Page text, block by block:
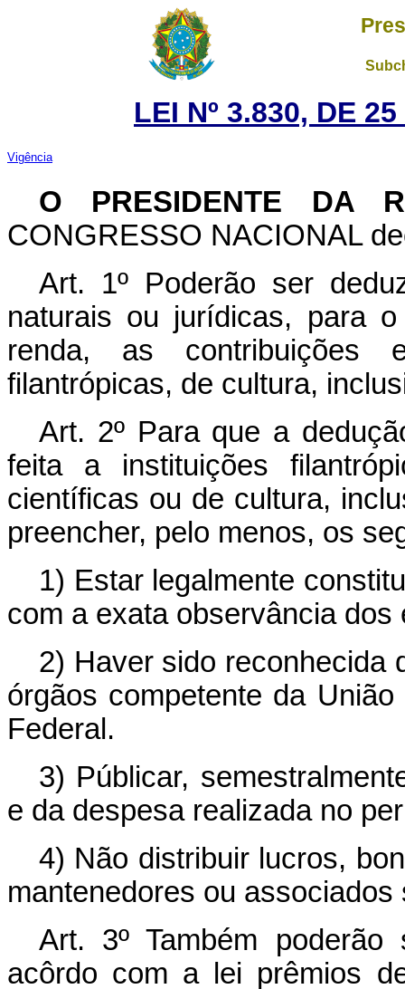
LEI Nº 3.830, DE
Vigência
O PRESIDENTE DA
CONGRESSO NACIONAL
Art. 1º Poderão ser
naturais ou jurídicas, para
renda, as contribuições
filantrópicas, de cultura,
Art. 2º Para que a
feita a instituições
científicas ou de cultura,
preencher, pelo menos, os
1) Estar legalmente
com a exata observância
2) Haver sido reconhecida
órgãos competente da
Federal.
3) Públicar,
e da despesa realizada no
4) Não distribuir lucros,
mantenedores ou
Art. 3º Também
acôrdo com a lei prêmios